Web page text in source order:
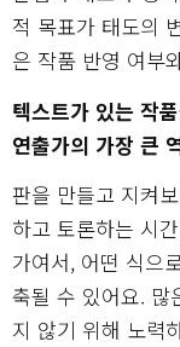
적 목표가 태도의
은 작품 반영 여부
텍스트가 있는 작
연출가의 가장 큰
판을 만들고 지켜
하고 토론하는 시
가여서, 어떤 식으
축될 수 있어요. 많
지 않기 위해 노력